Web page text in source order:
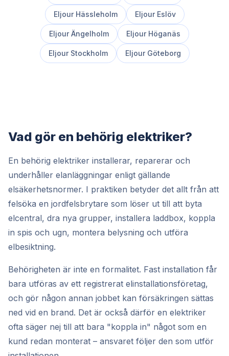
Eljour Hässleholm Eljour Eslöv
Eljour Ängelholm Eljour Höganäs
Eljour Stockholm Eljour Göteborg
Vad gör en behörig elektriker?
En behörig elektriker installerar, reparerar och
underhåller elanläggningar enligt gällande
elsäkerhetsnormer. I praktiken betyder det allt från att
felsöka en jordfelsbrytare som löser ut till att byta
elcentral, dra nya grupper, installera laddbox, koppla
in spis och ugn, montera belysning och utföra
elbesiktning.
Behörigheten är inte en formalitet. Fast installation får
bara utföras av ett registrerat elinstallationsföretag,
och gör någon annan jobbet kan försäkringen sättas
ned vid en brand. Det är också därför en elektriker
ofta säger nej till att bara "koppla in" något som en
kund redan monterat – ansvaret följer den som utför